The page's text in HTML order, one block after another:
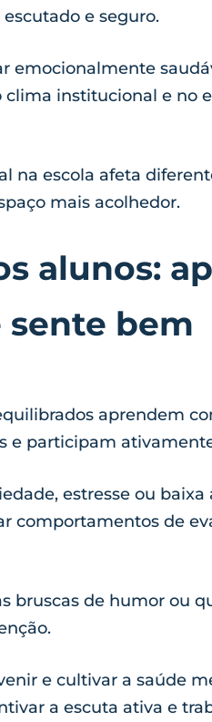
e seguro.
emocionalmente
institucional e no
na escola afeta
mais acolhedor.
alunos:
bem
aprendem
e participam
estresse ou
comportamentos de
bruscas de humor ou
e cultivar a saúde
a escuta ativa e